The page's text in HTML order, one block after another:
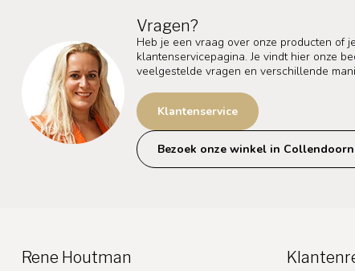
Vragen?
Heb je een vraag over onze producten of
klantenservicepagina. Je vindt hier onze
veelgestelde vragen en verschillende
Klantenservice
Bezoek onze winkel in Collendoorn
Rene Houtman